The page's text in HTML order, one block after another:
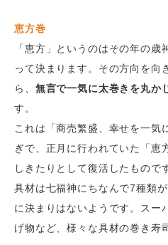
恵方巻
「恵方」というのはその年の歳
って決まります。その方向を向
ら、 無言で一気に太巻きを丸か
す。
これは「商売繁盛、幸せを一気
ぎで、正月に行われていた「恵
しきたりとして復活したもので
具材は七福神にちなんで7種類
に決まりはないようです。スー
げ物など、様々な具材の巻き寿